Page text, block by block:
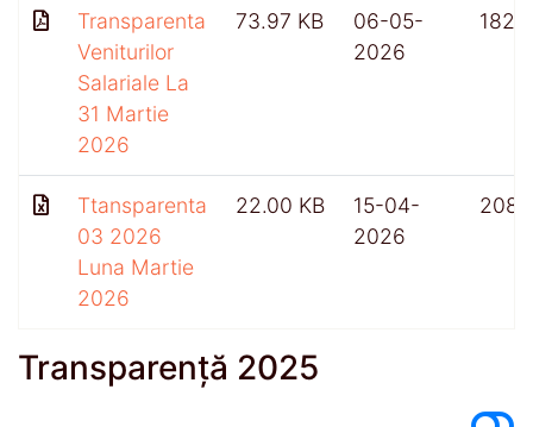
Transparenta
Veniturilor
Salariale La
31 Martie
2026
73.97 KB
06-05-
2026
182
Ttansparenta
03 2026
Luna Martie
2026
22.00 KB
15-04-
2026
208
Transparență 2025